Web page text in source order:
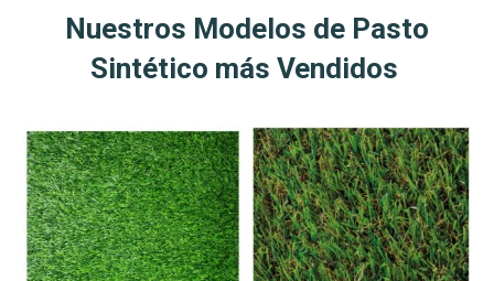
Nuestros Modelos de Pasto
Sintético más Vendidos